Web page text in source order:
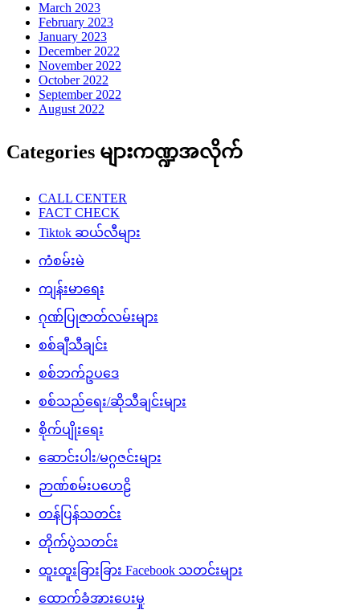
March 2023
February 2023
January 2023
December 2022
November 2022
October 2022
September 2022
August 2022
Categories များကဏ္ဍအလိုက်
CALL CENTER
FACT CHECK
Tiktok ဆယ်လီများ
ကံစမ်းမဲ
ကျန်းမာရေး
ဂုဏ်ပြုဇာတ်လမ်းများ
စစ်ချီသီချင်း
စစ်ဘက်ဥပဒေ
စစ်သည်ရေး/ဆိုသီချင်းများ
စိုက်ပျိုးရေး
ဆောင်းပါး/မဂ္ဂဇင်းများ
ဉာဏ်စမ်းပဟေဠိ
တန်ပြန်သတင်း
တိုက်ပွဲသတင်း
ထူးထူးခြားခြား Facebook သတင်းများ
ထောက်ခံအားပေးမှု